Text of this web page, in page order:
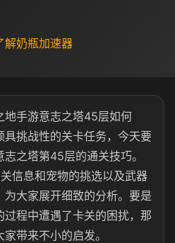
解奶瓶加速器
地手游意志之塔45层如何
挑战性的关卡任务，今天要
之塔第45层的通关技巧。
信息和宠物的挑选以及武器
大家展开细致的分析。要是
程中遭遇了卡关的困扰，那
带来不小的启发。